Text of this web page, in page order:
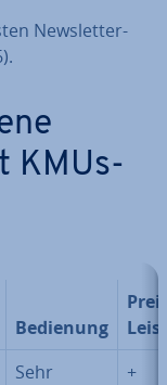
News­let­ter-
KMUs-
Bedienung
Sehr
+